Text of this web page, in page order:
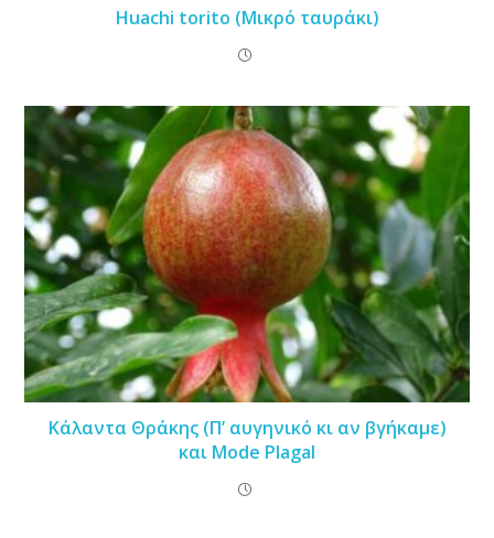
Huachi torito (Μικρό ταυράκι)
Κάλαντα Θράκης (Π’ αυγηνικό κι αν βγήκαμε)
και Mode Plagal